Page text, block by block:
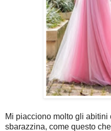
Mi piacciono molto gli
sbarazzina, come questo